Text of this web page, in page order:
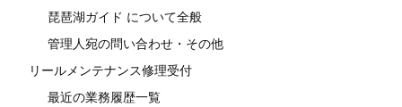
琵琶湖ガイド について全般
管理人宛の問い合わせ・その他
リールメンテナンス修理受付
最近の業務履歴一覧